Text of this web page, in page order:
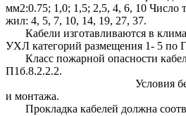
мм2:0.75; 1,0; 1,5; 2,5, 4, 6, 10 Число
жил: 4, 5, 7, 10, 14, 19, 27, 37.
Кабели изготавливаются в
УХЛ категорий размещения 1- 5 по
Класс пожарной опасности
П1б.8.2.2.2.
Условия безопасной
и монтажа.
Прокладка кабелей должна